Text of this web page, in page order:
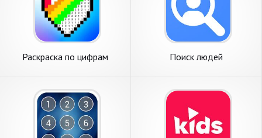
Раскраска по цифрам
Поиск людей